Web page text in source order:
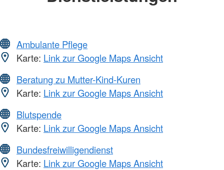
Ambulante Pflege
Karte: Link zur Google Maps Ansicht
Beratung zu Mutter-Kind-Kuren
Karte: Link zur Google Maps Ansicht
Blutspende
Karte: Link zur Google Maps Ansicht
Bundesfreiwilligendienst
Karte: Link zur Google Maps Ansicht